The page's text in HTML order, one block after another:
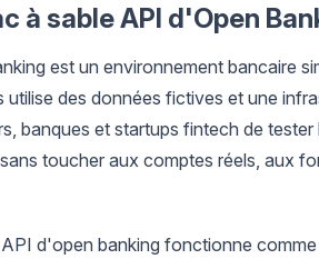
à sable API d'Open
est un environnement bancaire
utilise des données fictives et une
banques et startups fintech de
toucher aux comptes réels, aux
d'open banking fonctionne